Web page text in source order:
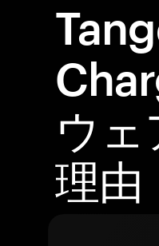
ウ
理由